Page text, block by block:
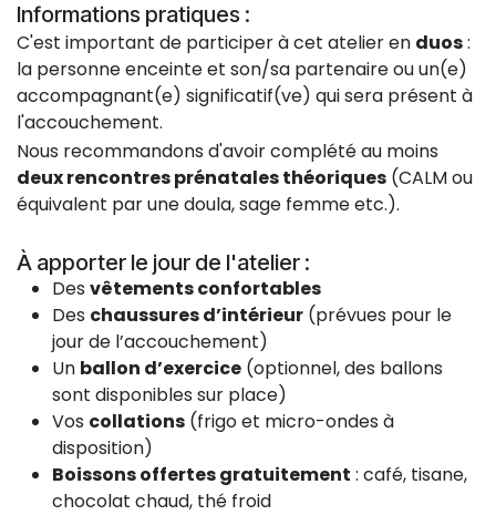
Informations pratiques :
C'est important de participer à cet atelier en duos:
la personne enceinte et son/sa partenaire ou un(e)
accompagnant(e) significatif(ve) qui sera présent à
l'accouchement.
Nous recommandons d'avoir complété au moins
deux rencontres prénatales théoriques (CALM ou
équivalent par une doula, sage femme etc.).
À apporter le jour de l'atelier :
Des vêtements confortables
Des chaussures d’intérieur (prévues pour le
jour de l’accouchement)
Un ballon d’exercice (optionnel, des ballons
sont disponibles sur place)
Vos collations (frigo et micro-ondes à
disposition)
Boissons offertes gratuitement : café, tisane,
chocolat chaud, thé froid